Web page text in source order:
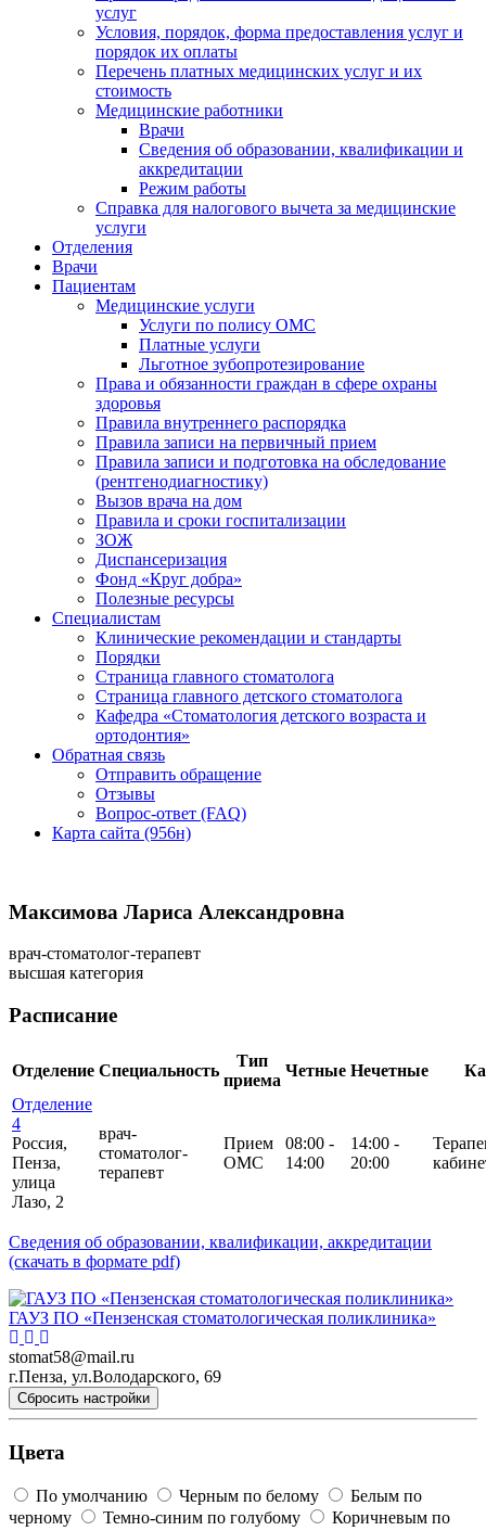
услуг
Условия, порядок, форма предоставления услуг и
порядок их оплаты
Перечень платных медицинских услуг и их
стоимость
Медицинские работники
Врачи
Сведения об образовании, квалификации и
аккредитации
Режим работы
Справка для налогового вычета за медицинские
услуги
Отделения
Врачи
Пациентам
Медицинские услуги
Услуги по полису ОМС
Платные услуги
Льготное зубопротезирование
Права и обязанности граждан в сфере охраны
здоровья
Правила внутреннего распорядка
Правила записи на первичный прием
Правила записи и подготовка на обследование
(рентгенодиагностику)
Вызов врача на дом
Правила и сроки госпитализации
ЗОЖ
Диспансеризация
Фонд «Круг добра»
Полезные ресурсы
Специалистам
Клинические рекомендации и стандарты
Порядки
Страница главного стоматолога
Страница главного детского стоматолога
Кафедра «Стоматология детского возраста и
ортодонтия»
Обратная связь
Отправить обращение
Отзывы
Вопрос-ответ (FAQ)
Карта сайта (956н)
Максимова Лариса Александровна
врач-стоматолог-терапевт
высшая категория
Расписание
Отделение Специальность
Тип
приема
Четные Нечетные
Отделение
4
Россия,
Пенза,
улица
Лазо, 2
врач-
стоматолог-
терапевт
Прием
ОМС
08:00 -
14:00
14:00 -
20:00
Сведения об образовании, квалификации, аккредитации
(скачать в формате pdf)
ГАУЗ ПО «Пензенская стоматологическая поликлиника»
stomat58@mail.ru
г.Пенза, ул.Володарского, 69
Сбросить настройки
Цвета
По умолчанию Черным по белому
Белым по
черному
Темно-синим по голубому
Коричневым по